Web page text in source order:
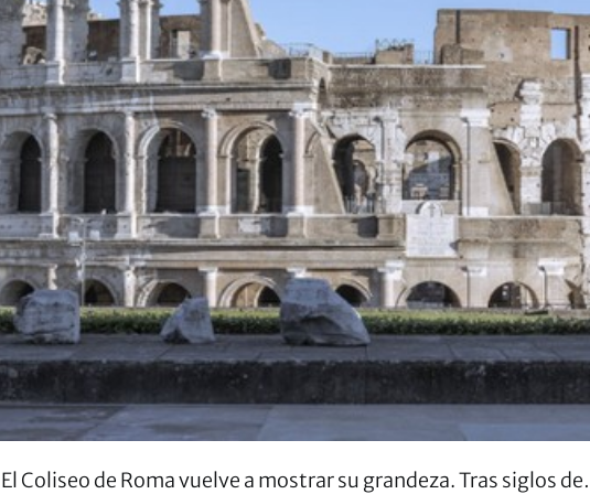
El Coliseo de Roma vuelve a mostrar su grandeza. Tras siglos